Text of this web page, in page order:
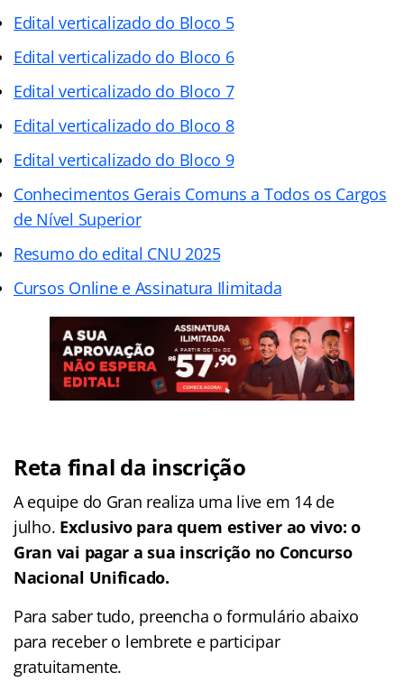
Edital verticalizado do Bloco 5
Edital verticalizado do Bloco 6
Edital verticalizado do Bloco 7
Edital verticalizado do Bloco 8
Edital verticalizado do Bloco 9
Conhecimentos Gerais Comuns a Todos os Cargos
de Nível Superior
Resumo do edital CNU 2025
Cursos Online e Assinatura Ilimitada
Reta final da inscrição
A equipe do Gran realiza uma live em 14 de
julho. Exclusivo para quem estiver ao vivo: o
Gran vai pagar a sua inscrição no Concurso
Nacional Unificado.
Para saber tudo, preencha o formulário abaixo
para receber o lembrete e participar
gratuitamente.